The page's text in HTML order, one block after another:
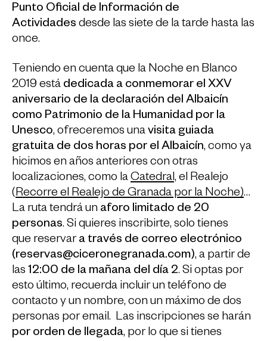
Punto Oficial de Información de
Actividades desde las siete de la tarde hasta las
once.
Teniendo en cuenta que la Noche en Blanco
2019 está dedicada a conmemorar el XXV
aniversario de la declaración del Albaicín
como Patrimonio de la Humanidad por la
Unesco, ofreceremos unavisita guiada
gratuita de dos horas por el Albaicín, como ya
hicimos en años anteriores con otras
localizaciones, como laCatedral,el Realejo
(Recorre el Realejo de Granada por la Noche)…
La ruta tendrá un aforo limitado de 20
personas. Si quieres inscribirte, solo tienes
que reservara través de correo electrónico
(reservas@ciceronegranada.com), a partir de
las 12:00 de la mañana del día 2. Si optas por
esto último, recuerda incluir un teléfono de
contacto y un nombre, con un máximo de dos
personas por email. Las inscripciones se harán
por orden de llegada, por lo que si tienes